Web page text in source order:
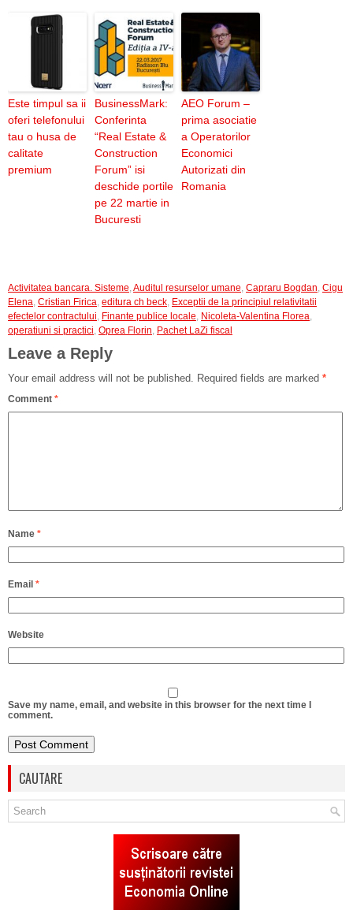
Este timpul sa ii
oferi telefonului
tau o husa de
calitate
premium
BusinessMark:
Conferinta
“Real Estate &
Construction
Forum” isi
deschide portile
pe 22 martie in
Bucuresti
AEO Forum –
prima asociatie
a Operatorilor
Economici
Autorizati din
Romania
Activitatea bancara. Sisteme,Auditul resurselor umane, Capraru Bogdan, Cigu
Elena, Cristian Firica, editura ch beck, Exceptii de la principiul relativitatii
efectelor contractului, Finante publice locale, Nicoleta-Valentina Florea,
operatiuni si practici, Oprea Florin, Pachet LaZi fiscal
Leave a Reply
Your email address will not be published. Required fields are marked *
Comment *
Name *
Email *
Website
Save my name, email, and website in this browser for the next time I
comment.
CAUTARE